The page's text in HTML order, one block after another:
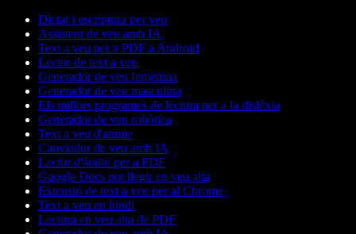
Dictat i escriptura per veu
Assistent de veu amb IA
Text a veu per a PDF a Android
Lector de text a veu
Generador de veu femenina
Generador de veu masculina
Els millors programes de lectura per a la dislèxia
Generador de veu robòtica
Text a veu d'anime
Canviador de veu amb IA
Lector d'àudio per a PDF
Google Docs pot llegir en veu alta
Extensió de text a veu per al Chrome
Text a veu en hindi
Lectura en veu alta de PDF